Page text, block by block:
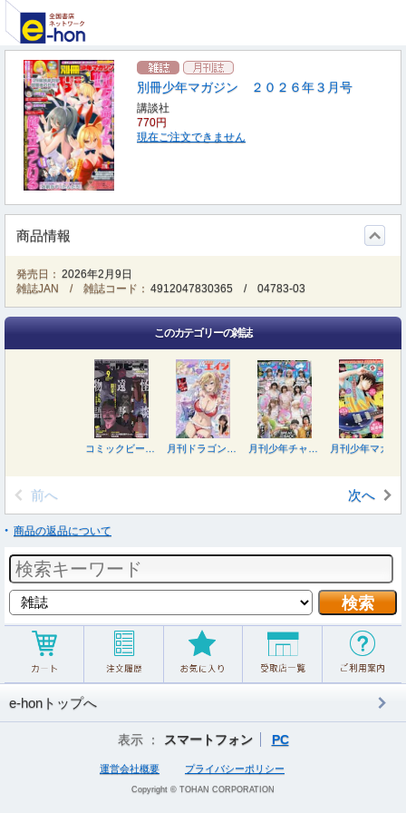
別冊少年マガジン ２０２６年３月号
講談社
770円
現在ご注文できません
商品情報
発売日： 2026年2月9日
雑誌JAN / 雑誌コード： 4912047830365 /04783-03
このカテゴリーの雑誌
前へ 次へ
商品の返品について
e-honトップへ
表示 ： スマートフォン PC
運営会社概要 プライバシーポリシー
Copyright © TOHAN CORPORATION